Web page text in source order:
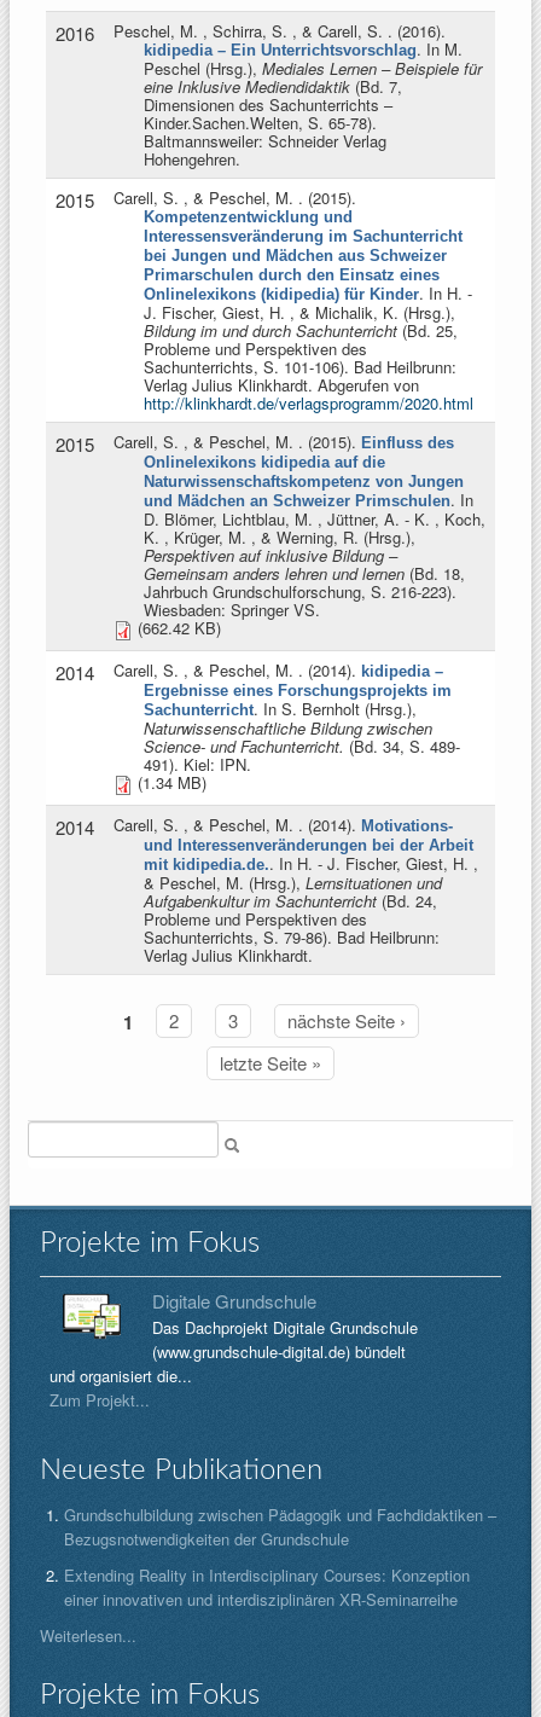
2016 Peschel, M. , Schirra, S. , & Carell, S. . (2016).
kidipedia – Ein Unterrichtsvorschlag. In M.
Peschel (Hrsg.), Mediales Lernen – Beispiele für
eine Inklusive Mediendidaktik (Bd. 7,
Dimensionen des Sachunterrichts –
Kinder.Sachen.Welten, S. 65-78).
Baltmannsweiler: Schneider Verlag
Hohengehren.
2015 Carell, S. , & Peschel, M. . (2015).
Kompetenzentwicklung und
Interessensveränderung im Sachunterricht
bei Jungen und Mädchen aus Schweizer
Primarschulen durch den Einsatz eines
Onlinelexikons (kidipedia) für Kinder. In H. -
J. Fischer, Giest, H. , & Michalik, K. (Hrsg.),
Bildung im und durch Sachunterricht (Bd. 25,
Probleme und Perspektiven des
Sachunterrichts, S. 101-106). Bad Heilbrunn:
Verlag Julius Klinkhardt. Abgerufen von
http://klinkhardt.de/verlagsprogramm/2020.html
2015 Carell, S. , & Peschel, M. . (2015). Einfluss des
Onlinelexikons kidipedia auf die
Naturwissenschaftskompetenz von Jungen
und Mädchen an Schweizer Primschulen. In
D. Blömer, Lichtblau, M. , Jüttner, A. - K. , Koch,
K. , Krüger, M. , & Werning, R. (Hrsg.),
Perspektiven auf inklusive Bildung –
Gemeinsam anders lehren und lernen (Bd. 18,
Jahrbuch Grundschulforschung, S. 216-223).
Wiesbaden: Springer VS.
(662.42 KB)
2014 Carell, S. , & Peschel, M. . (2014). kidipedia –
Ergebnisse eines Forschungsprojekts im
Sachunterricht. In S. Bernholt (Hrsg.),
Naturwissenschaftliche Bildung zwischen
Science- und Fachunterricht. (Bd. 34, S. 489-
491). Kiel: IPN.
(1.34 MB)
2014 Carell, S. , & Peschel, M. . (2014). Motivations-
und Interessenveränderungen bei der Arbeit
mit kidipedia.de.. In H. - J. Fischer, Giest, H. ,
& Peschel, M. (Hrsg.), Lernsituationen und
Aufgabenkultur im Sachunterricht (Bd. 24,
Probleme und Perspektiven des
Sachunterrichts, S. 79-86). Bad Heilbrunn:
Verlag Julius Klinkhardt.
Seiten
1 2 3
nächste Seite ›
letzte Seite »
Projekte im Fokus
Digitale Grundschule
Das Dachprojekt Digitale Grundschule
(www.grundschule-digital.de) bündelt
und organisiert die...
Zum Projekt...
Neueste Publikationen
Grundschulbildung zwischen Pädagogik und Fachdidaktiken –
Bezugsnotwendigkeiten der Grundschule
Extending Reality in Interdisciplinary Courses: Konzeption
einer innovativen und interdisziplinären XR-Seminarreihe
Weiterlesen...
Projekte im Fokus